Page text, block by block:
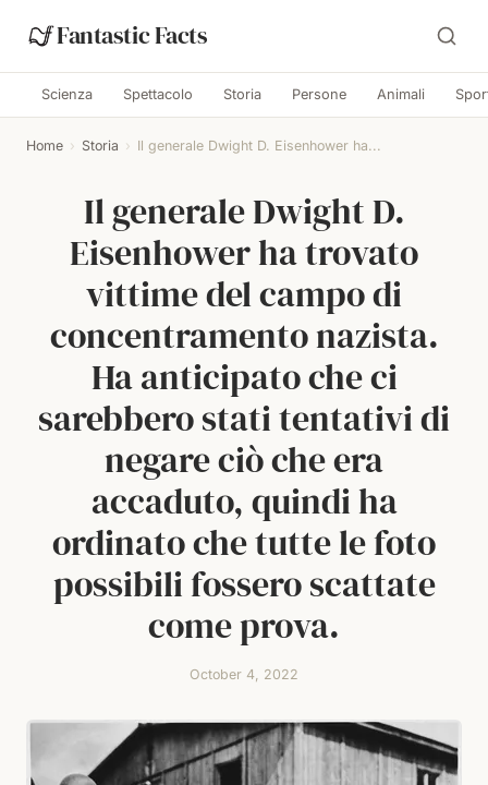
Fantastic Facts
Scienza Spettacolo Storia Persone Animali
Home › Storia › Il generale Dwight D. Eisenhower ha...
Il generale Dwight D.
Eisenhower ha trovato
vittime del campo di
concentramento nazista.
Ha anticipato che ci
sarebbero stati tentativi di
negare ciò che era
accaduto, quindi ha
ordinato che tutte le foto
possibili fossero scattate
come prova.
October 4, 2022